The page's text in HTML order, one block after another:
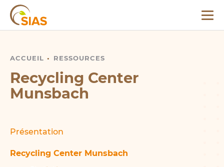
Menu
ACCUEIL RESSOURCES
RECYCLING CENTER MUNSBACH
Recycling Center
Munsbach
Présentation
Recycling Center Munsbach